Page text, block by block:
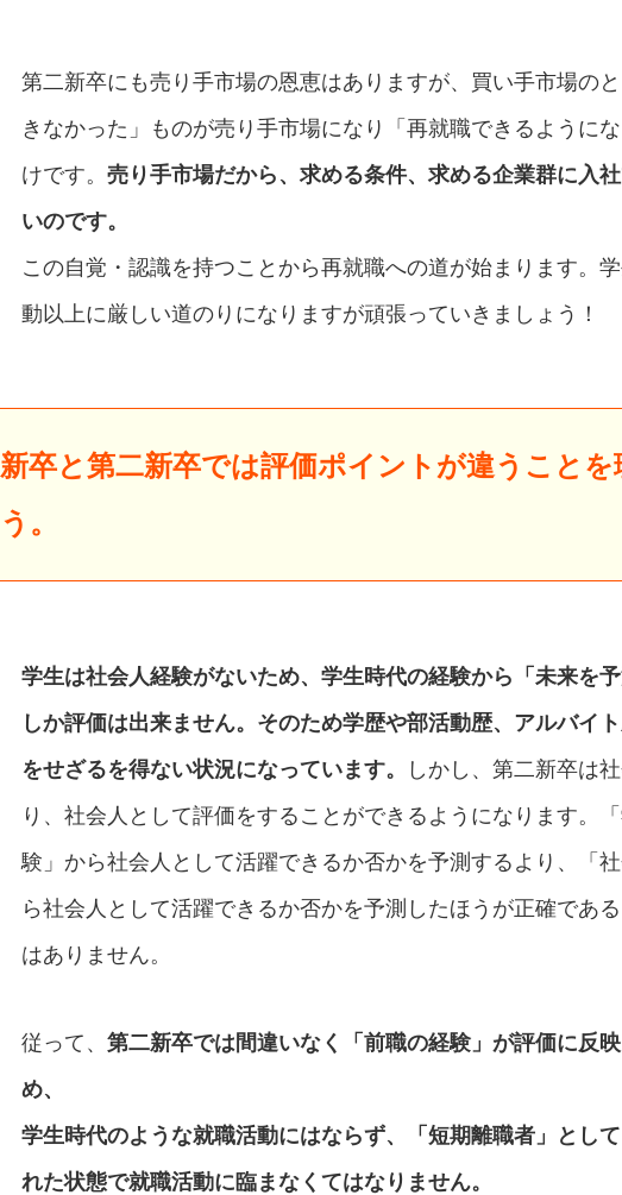
第二新卒にも売り手市場の恩恵はありますが、買い手市場の
きなかった」ものが売り手市場になり「再就職できるように
けです。売り手市場だから、求める条件、求める企業群に入
いのです。
この自覚・認識を持つことから再就職への道が始まります。
動以上に厳しい道のりになりますが頑張っていきましょう！
新卒と第二新卒では評価ポイントが違うことを
う。
学生は社会人経験がないため、学生時代の経験から「未来を
しか評価は出来ません。そのため学歴や部活動歴、アルバイ
をせざるを得ない状況になっています。
しかし、第二新卒は
り、社会人として評価をすることができるようになります。
験」から社会人として活躍できるか否かを予測するより、「
ら社会人として活躍できるか否かを予測したほうが正確であ
はありません。
従って、第二新卒では間違いなく「前職の経験」が評価に反
め、
学生時代のような就職活動にはならず、「短期離職者」とし
れた状態で就職活動に臨まなくてはなりません。